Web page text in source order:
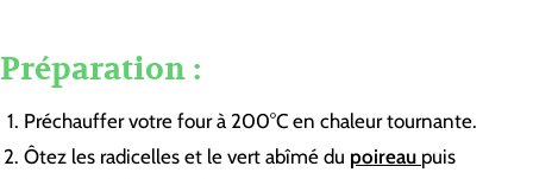
Préparation :
Préchauffer votre four à 200°C en chaleur tournante.
Ôtez les radicelles et le vert abîmé du poireau puis